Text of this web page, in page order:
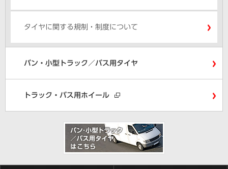
タイヤに関する規制・制度について
バン・小型トラック／バス用タイヤ
トラック・バス用ホイール